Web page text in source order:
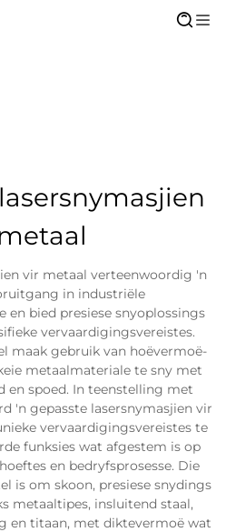
vir metaal verteenwoordig 'n
in industriële
bied presiese snyoplossings
vervaardigingsvereistes.
maak gebruik van hoëvermoë-
metaalmateriale te sny met
en spoed. In teenstelling met
'n gepasste lasersnymasjien vir
vervaardigingsvereistes te
funksies wat afgestem is op
en bedryfsprosesse. Die
is om skoon, presiese snydings
metaaltipes, insluitend staal,
en titaan, met diktevermoë wat